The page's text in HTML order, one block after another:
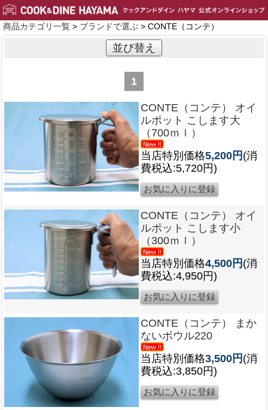
商品カテゴリ一覧 > ブランドで選ぶ > CONTE（コンテ）
並び替え
1
CONTE（コンテ） オイ
ルポット こします大
（700ｍｌ）
当店特別価格5,200円 (消
費税込:5,720円)
CONTE（コンテ） オイ
ルポット こします小
（300ｍｌ）
当店特別価格4,500円 (消
費税込:4,950円)
CONTE（コンテ） まか
ないボウル220
当店特別価格3,500円 (消
費税込:3,850円)